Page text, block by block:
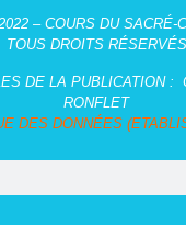
– COURS DU SACRÉ-
TOUS DROITS RÉSERVÉS
DE LA PUBLICATION :
RONFLET
DES DONNÉES